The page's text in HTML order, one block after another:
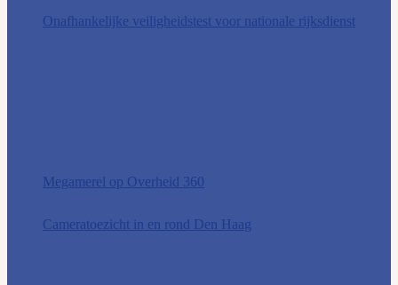
Onafhankelijke veiligheidstest voor nationale rijksdienst
Megamerel op Overheid 360
Cameratoezicht in en rond Den Haag